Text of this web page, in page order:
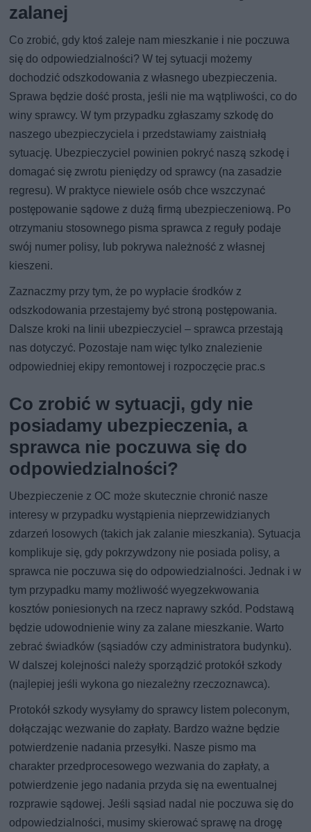
zalanej
Co zrobić, gdy ktoś zaleje nam mieszkanie i nie poczuwa
się do odpowiedzialności? W tej sytuacji możemy
dochodzić odszkodowania z własnego ubezpieczenia.
Sprawa będzie dość prosta, jeśli nie ma wątpliwości, co do
winy sprawcy. W tym przypadku zgłaszamy szkodę do
naszego ubezpieczyciela i przedstawiamy zaistniałą
sytuację. Ubezpieczyciel powinien pokryć naszą szkodę i
domagać się zwrotu pieniędzy od sprawcy (na zasadzie
regresu). W praktyce niewiele osób chce wszczynać
postępowanie sądowe z dużą firmą ubezpieczeniową. Po
otrzymaniu stosownego pisma sprawca z reguły podaje
swój numer polisy, lub pokrywa należność z własnej
kieszeni.
Zaznaczmy przy tym, że po wypłacie środków z
odszkodowania przestajemy być stroną postępowania.
Dalsze kroki na linii ubezpieczyciel – sprawca przestają
nas dotyczyć. Pozostaje nam więc tylko znalezienie
odpowiedniej ekipy remontowej i rozpoczęcie prac.s
Co zrobić w sytuacji, gdy nie
posiadamy ubezpieczenia, a
sprawca nie poczuwa się do
odpowiedzialności?
Ubezpieczenie z OC może skutecznie chronić nasze
interesy w przypadku wystąpienia nieprzewidzianych
zdarzeń losowych (takich jak zalanie mieszkania). Sytuacja
komplikuje się, gdy pokrzywdzony nie posiada polisy, a
sprawca nie poczuwa się do odpowiedzialności. Jednak i w
tym przypadku mamy możliwość wyegzekwowania
kosztów poniesionych na rzecz naprawy szkód. Podstawą
będzie udowodnienie winy za zalane mieszkanie. Warto
zebrać świadków (sąsiadów czy administratora budynku).
W dalszej kolejności należy sporządzić protokół szkody
(najlepiej jeśli wykona go niezależny rzeczoznawca).
Protokół szkody wysyłamy do sprawcy listem poleconym,
dołączając wezwanie do zapłaty. Bardzo ważne będzie
potwierdzenie nadania przesyłki. Nasze pismo ma
charakter przedprocesowego wezwania do zapłaty, a
potwierdzenie jego nadania przyda się na ewentualnej
rozprawie sądowej. Jeśli sąsiad nadal nie poczuwa się do
odpowiedzialności, musimy skierować sprawę na drogę